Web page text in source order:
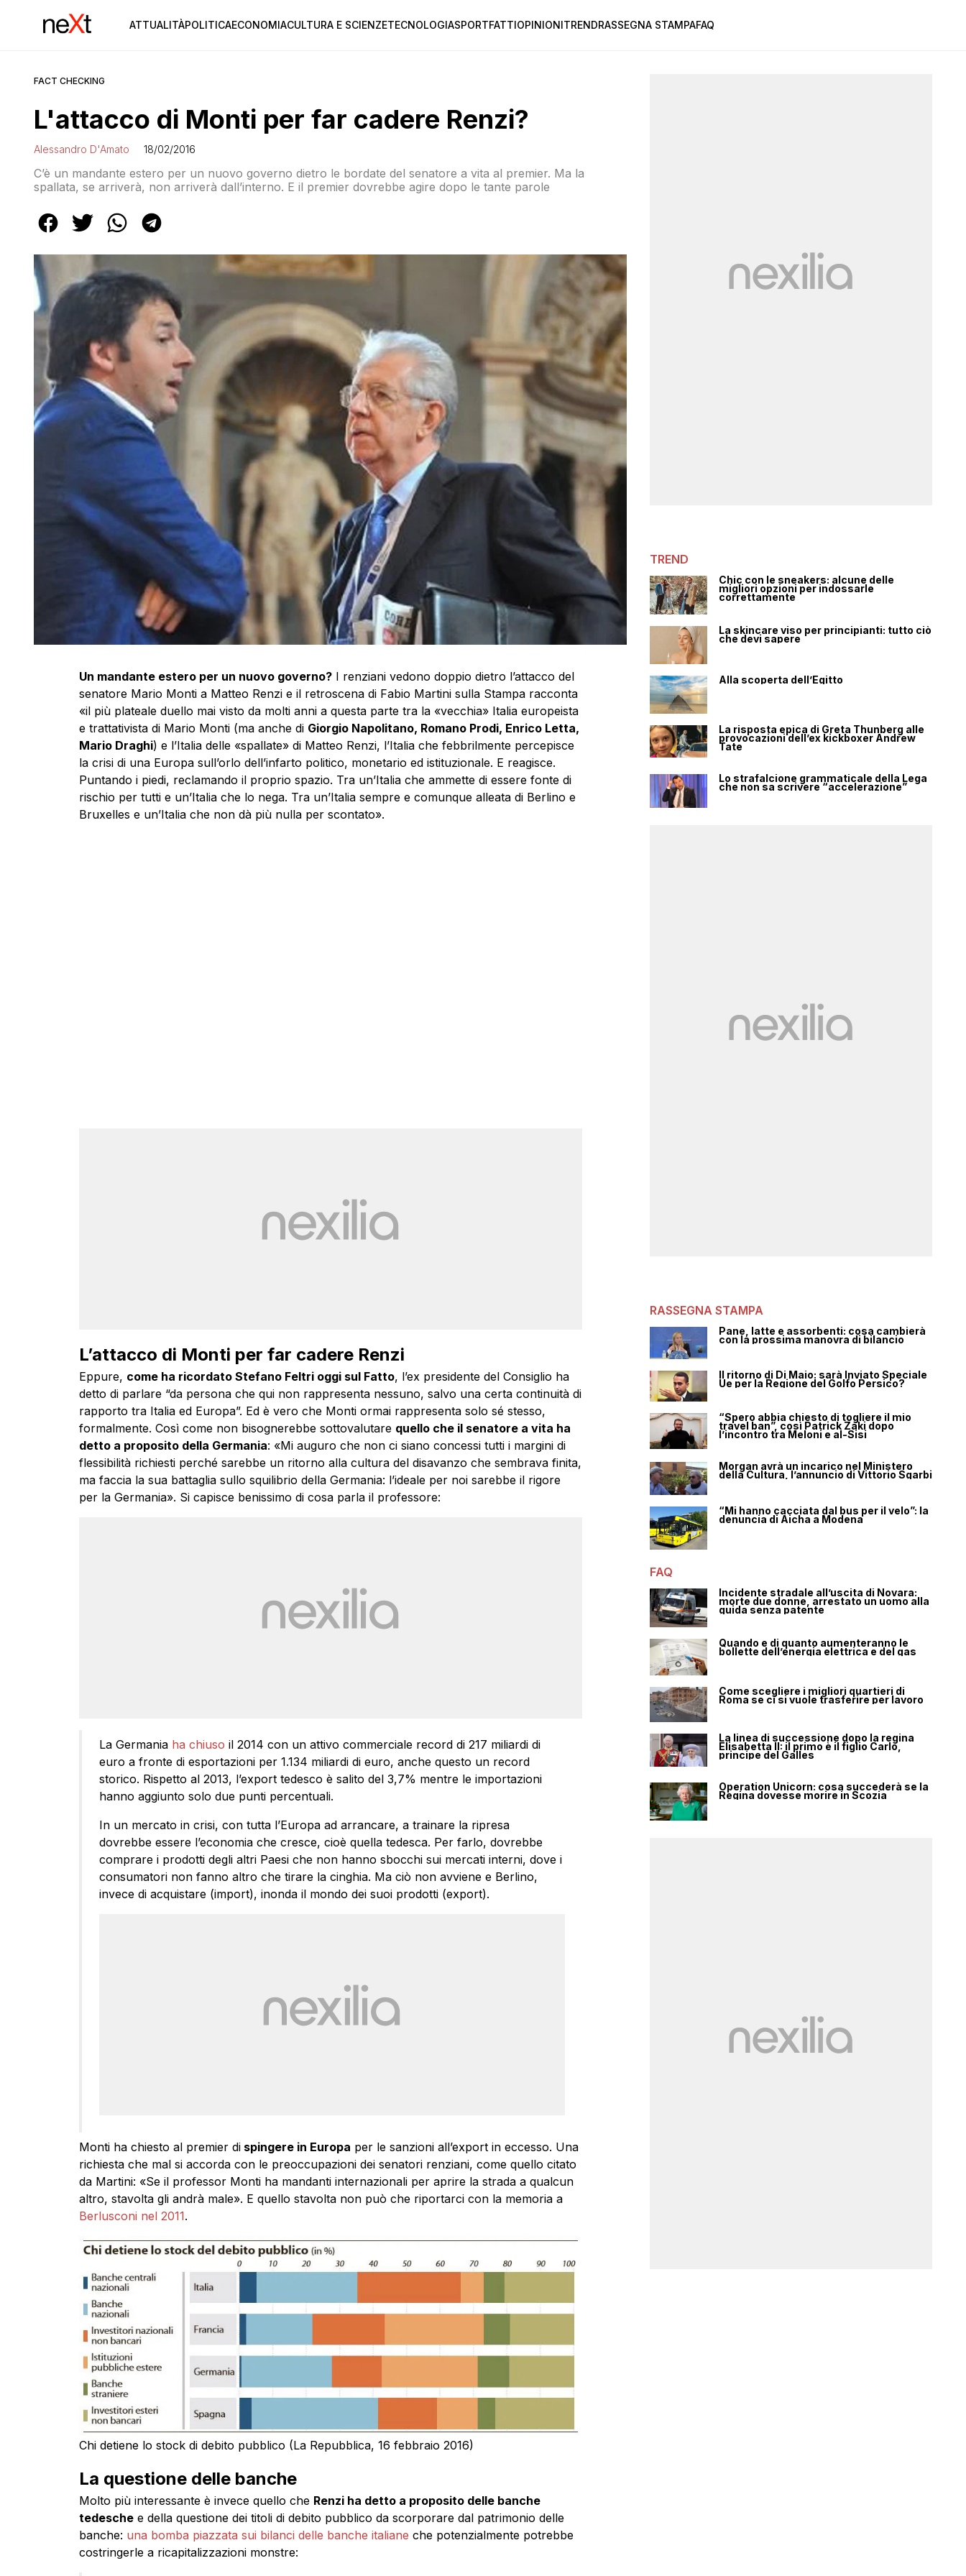
ATTUALITÀPOLITICAECONOMIACULTURA E SCIENZETECNOLOGIASPORTFATTIOPINIONITRENDRASSEGNA STAMPAFAQ
FACT CHECKING
L'attacco di Monti per far cadere Renzi?
Alessandro D'Amato 18/02/2016
C’è un mandante estero per un nuovo governo dietro le bordate del senatore a vita al premier. Ma la
spallata, se arriverà, non arriverà dall’interno. E il premier dovrebbe agire dopo le tante parole
Un mandante estero per un nuovo governo?I renziani vedono doppio dietro l’attacco del
senatore Mario Monti a Matteo Renzi e il retroscena di Fabio Martini sulla Stampa racconta
«il più plateale duello mai visto da molti anni a questa parte tra la «vecchia» Italia europeista
e trattativista di Mario Monti (ma anche di Giorgio Napolitano, Romano Prodi, Enrico Letta,
Mario Draghi) e l’Italia delle «spallate» di Matteo Renzi, l’Italia che febbrilmente percepisce
la crisi di una Europa sull’orlo dell’infarto politico, monetario ed istituzionale. E reagisce.
Puntando i piedi, reclamando il proprio spazio. Tra un’Italia che ammette di essere fonte di
rischio per tutti e un’Italia che lo nega. Tra un’Italia sempre e comunque alleata di Berlino e
Bruxelles e un’Italia che non dà più nulla per scontato».
L’attacco di Monti per far cadere Renzi
Eppure, come ha ricordato Stefano Feltri oggi sul Fatto, l’ex presidente del Consiglio ha
detto di parlare “da persona che qui non rappresenta nessuno, salvo una certa continuità di
rapporto tra Italia ed Europa”. Ed è vero che Monti ormai rappresenta solo sé stesso,
formalmente. Così come non bisognerebbe sottovalutare quello che il senatore a vita ha
detto a proposito della Germania: «Mi auguro che non ci siano concessi tutti i margini di
flessibilità richiesti perché sarebbe un ritorno alla cultura del disavanzo che sembrava finita,
ma faccia la sua battaglia sullo squilibrio della Germania: l’ideale per noi sarebbe il rigore
per la Germania». Si capisce benissimo di cosa parla il professore:
La Germania ha chiuso il 2014 con un attivo commerciale record di 217 miliardi di
euro a fronte di esportazioni per 1.134 miliardi di euro, anche questo un record
storico. Rispetto al 2013, l’export tedesco è salito del 3,7% mentre le importazioni
hanno aggiunto solo due punti percentuali.
In un mercato in crisi, con tutta l’Europa ad arrancare, a trainare la ripresa
dovrebbe essere l’economia che cresce, cioè quella tedesca. Per farlo, dovrebbe
comprare i prodotti degli altri Paesi che non hanno sbocchi sui mercati interni, dove i
consumatori non fanno altro che tirare la cinghia. Ma ciò non avviene e Berlino,
invece di acquistare (import), inonda il mondo dei suoi prodotti (export).
Monti ha chiesto al premier dispingere in Europa per le sanzioni all’export in eccesso. Una
richiesta che mal si accorda con le preoccupazioni dei senatori renziani, come quello citato
da Martini: «Se il professor Monti ha mandanti internazionali per aprire la strada a qualcun
altro, stavolta gli andrà male». E quello stavolta non può che riportarci con la memoria a
Berlusconi nel 2011.
Chi detiene lo stock di debito pubblico (La Repubblica, 16 febbraio 2016)
La questione delle banche
Molto più interessante è invece quello che Renzi ha detto a proposito delle banche
tedeschee della questione dei titoli di debito pubblico da scorporare dal patrimonio delle
banche: una bomba piazzata sui bilanci delle banche italiane che potenzialmente potrebbe
costringerle a ricapitalizzazioni monstre:
TREND
Chic con le sneakers: alcune delle
migliori opzioni per indossarle
correttamente
La skincare viso per principianti: tutto ciò
che devi sapere
Alla scoperta dell’Egitto
La risposta epica di Greta Thunberg alle
provocazioni dell’ex kickboxer Andrew
Tate
Lo strafalcione grammaticale della Lega
che non sa scrivere “accelerazione”
RASSEGNA STAMPA
Pane, latte e assorbenti: cosa cambierà
con la prossima manovra di bilancio
Il ritorno di Di Maio: sarà Inviato Speciale
Ue per la Regione del Golfo Persico?
“Spero abbia chiesto di togliere il mio
travel ban”, così Patrick Zaki dopo
l’incontro tra Meloni e al-Sisi
Morgan avrà un incarico nel Ministero
della Cultura, l’annuncio di Vittorio Sgarbi
“Mi hanno cacciata dal bus per il velo”: la
denuncia di Aicha a Modena
FAQ
Incidente stradale all’uscita di Novara:
morte due donne, arrestato un uomo alla
guida senza patente
Quando e di quanto aumenteranno le
bollette dell’energia elettrica e del gas
Come scegliere i migliori quartieri di
Roma se ci si vuole trasferire per lavoro
La linea di successione dopo la regina
Elisabetta II: il primo è il figlio Carlo,
principe del Galles
Operation Unicorn: cosa succederà se la
Regina dovesse morire in Scozia